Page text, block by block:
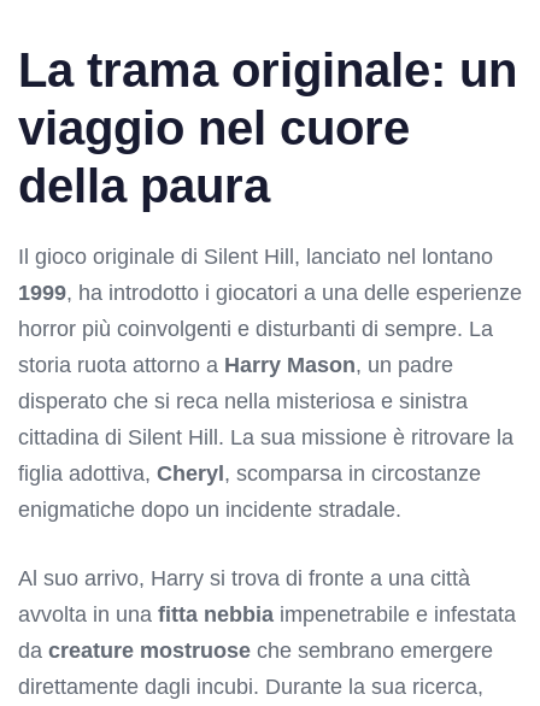
La trama originale: un
viaggio nel cuore
della paura
Il gioco originale di Silent Hill, lanciato nel lontano
1999, ha introdotto i giocatori a una delle esperienze
horror più coinvolgenti e disturbanti di sempre. La
storia ruota attorno a Harry Mason, un padre
disperato che si reca nella misteriosa e sinistra
cittadina di Silent Hill. La sua missione è ritrovare la
figlia adottiva, Cheryl, scomparsa in circostanze
enigmatiche dopo un incidente stradale.
Al suo arrivo, Harry si trova di fronte a una città
avvolta in una fitta nebbia impenetrabile e infestata
da creature mostruose che sembrano emergere
direttamente dagli incubi. Durante la sua ricerca,